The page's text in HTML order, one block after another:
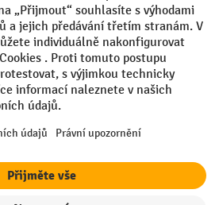
údajů
údajů
costsand possible delivery charges,
Sleva se nevztahuje na akční ceny.